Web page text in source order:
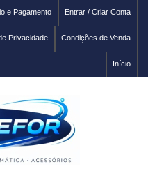
Entrar / Criar Conta
e Pagamento
Condições de Venda
Privacidade
Início